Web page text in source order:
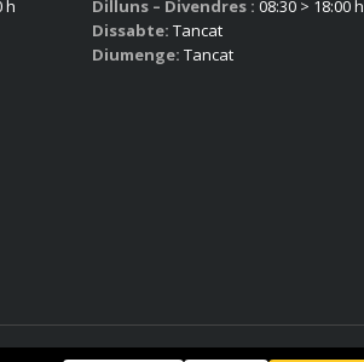
h
Dilluns – Divendres : 08:30 > 18:00 h
Dissabte: Tancat
Diumenge: Tancat